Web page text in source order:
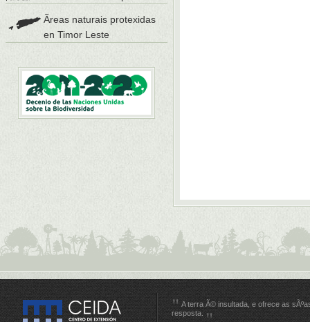
Ãreas naturais protexidas
en Timor Leste
A terra Ã© insultada, e ofrece as
resposta.